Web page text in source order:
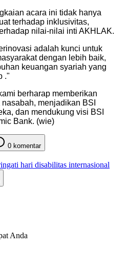
acara ini tidak hanya
terhadap inklusivitas,
nilai-nilai inti AKHLAK.
adalah kunci untuk
dengan lebih baik,
keuangan syariah yang
."
berharap memberikan
menjadikan BSI
dan mendukung visi BSI
Bank. (wie)
0 komentar
hari disabilitas internasional
Anda